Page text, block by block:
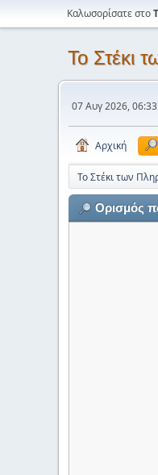
Καλωσορίσατε στο
Το Στέκι
07 Αυγ 2026,
Αρχική
Το Στέκι των
Ορισμός